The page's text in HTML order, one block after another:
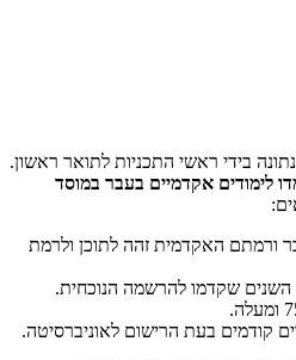
בידי ראשי התכניות לתואר ראשון.
לימודים אקדמיים בעבר במוסד
ורמתם האקדמית זהה לתוכן ולרמת
שקדמו להרשמה הנוכחית.
קודמים בעת הרישום לאוניברסיטה.